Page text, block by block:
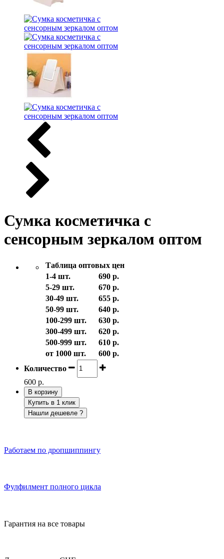
Сумка косметичка с
сенсорным зеркалом оптом
Таблица оптовых цен
1-4 шт.
690 р.
5-29 шт.
670 р.
30-49 шт.
655 р.
50-99 шт.
640 р.
100-299 шт.
630 р.
300-499 шт.
620 р.
500-999 шт.
610 р.
от 1000 шт.
600 р.
Количество
600 р.
В корзину
Купить в 1 клик
Нашли дешевле ?
Работаем по дропшиппингу
Фулфилмент полного цикла
Гарантия на все товары